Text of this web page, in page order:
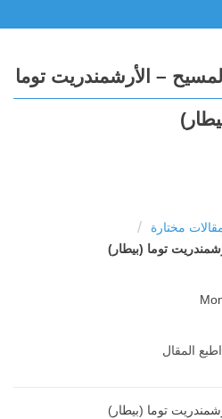
– الأرشمندريت توما
مختارة /
توما (بيطار)
اطبع المقال
توما (بيطار)